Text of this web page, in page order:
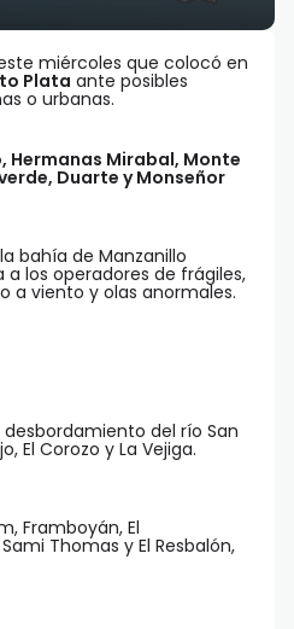
miércoles que colocó en
Plata ante posibles
o urbanas.
Hermanas Mirabal, Monte
Duarte y Monseñor
bahía de Manzanillo
los operadores de frágiles,
a viento y olas anormales.
del río San
El Corozo y La Vejiga.
Framboyán, El
Thomas y El Resbalón,